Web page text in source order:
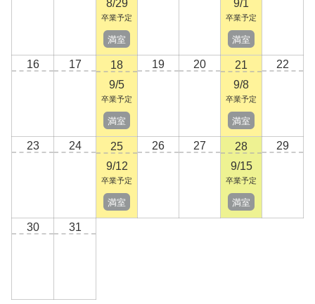
8/29
卒業予定
満室
9/1
卒業予定
満室
16 17
18
9/5
卒業予定
満室
19 20
21
9/8
卒業予定
満室
22
23 24
25
9/12
卒業予定
満室
26 27
28
9/15
卒業予定
満室
29
30 31